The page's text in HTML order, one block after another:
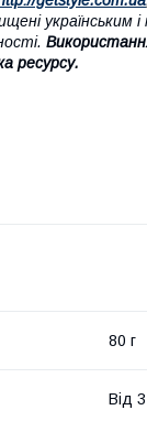
українським
ресурсу.
80 г
Від 3